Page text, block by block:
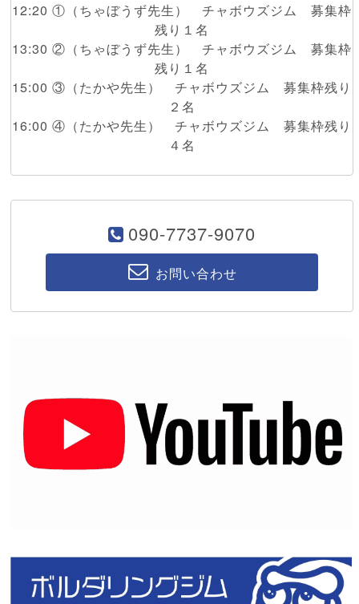
12:20 ①（ちゃぼうず先生） チャボウズジム 募集枠
残り１名
13:30 ②（ちゃぼうず先生） チャボウズジム 募集枠
残り１名
15:00 ③（たかや先生） チャボウズジム 募集枠残り
２名
16:00 ④（たかや先生） チャボウズジム 募集枠残り
４名
090-7737-9070
お問い合わせ